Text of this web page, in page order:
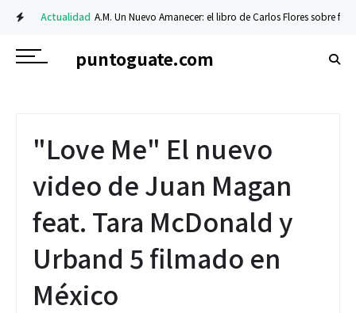
Actualidad A.M. Un Nuevo Amanecer: el libro de Carlos Flores sobre fe y
puntoguate.com
"Love Me" El nuevo
video de Juan Magan
feat. Tara McDonald y
Urband 5 filmado en
México